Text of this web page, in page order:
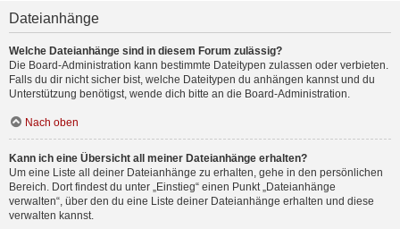
Dateianhänge
Welche Dateianhänge sind in diesem Forum zulässig?
Die Board-Administration kann bestimmte Dateitypen zulassen oder verbieten.
Falls du dir nicht sicher bist, welche Dateitypen du anhängen kannst und du
Unterstützung benötigst, wende dich bitte an die Board-Administration.
Nach oben
Kann ich eine Übersicht all meiner Dateianhänge erhalten?
Um eine Liste all deiner Dateianhänge zu erhalten, gehe in den persönlichen
Bereich. Dort findest du unter „Einstieg“ einen Punkt „Dateianhänge
verwalten“, über den du eine Liste deiner Dateianhänge erhalten und diese
verwalten kannst.